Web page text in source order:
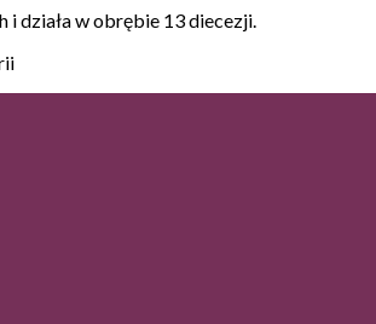
i działa w obrębie 13 diecezji.